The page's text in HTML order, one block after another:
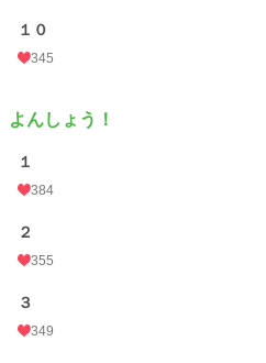
１０
345
よんしょう！
１
384
２
355
３
349